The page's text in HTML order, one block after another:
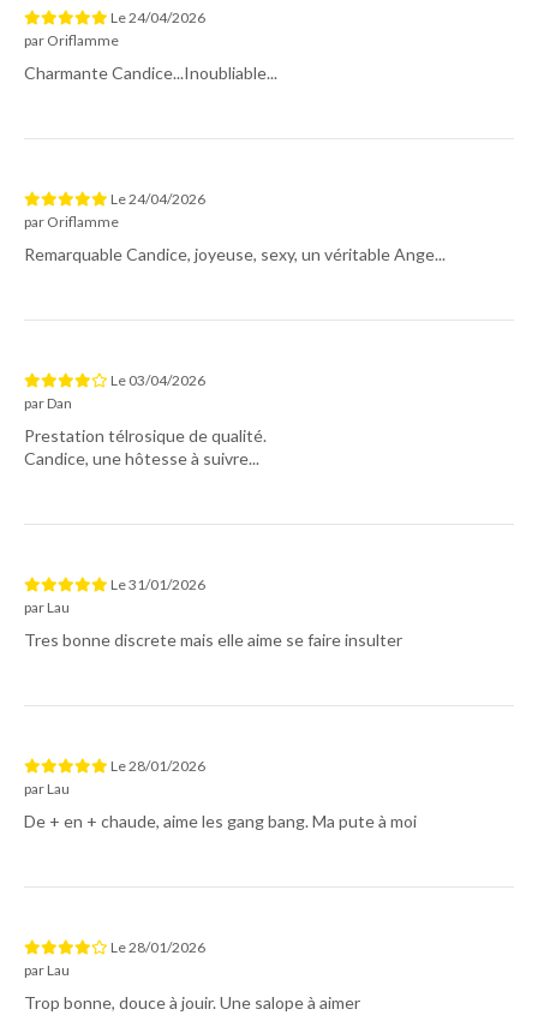
Le24/04/2026
par Oriflamme
Charmante Candice...Inoubliable...
Le24/04/2026
par Oriflamme
Remarquable Candice, joyeuse, sexy, un véritable Ange...
Le 03/04/2026
par Dan
Prestation télrosique de qualité.
Candice, une hôtesse à suivre...
Le31/01/2026
par Lau
Tres bonne discrete mais elle aime se faire insulter
Le28/01/2026
par Lau
De + en + chaude, aime les gang bang. Ma pute à moi
Le28/01/2026
par Lau
Trop bonne, douce à jouir. Une salope à aimer